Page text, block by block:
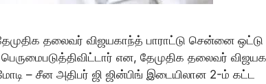
தலைவர் விஜயகாந்த் பாராட்டு சென்னை ஒட்டு
என, தேமுதிக தலைவர்
– சீன அதிபர் ஜி ஜின்பிங் இடையிலான 2-ம் கட்ட